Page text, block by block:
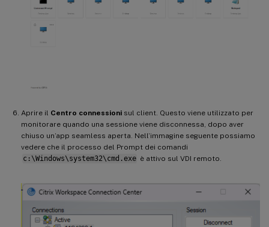
Aprire il Centro connessioni sul client. Questo viene utilizzato per
monitorare quando una sessione viene disconnessa, dopo aver
chiuso un’app seamless aperta. Nell’immagine seguente possiamo
vedere che il processo del Prompt dei comandi
c:\Windows\system32\cmd.exe è attivo sul VDI remoto.